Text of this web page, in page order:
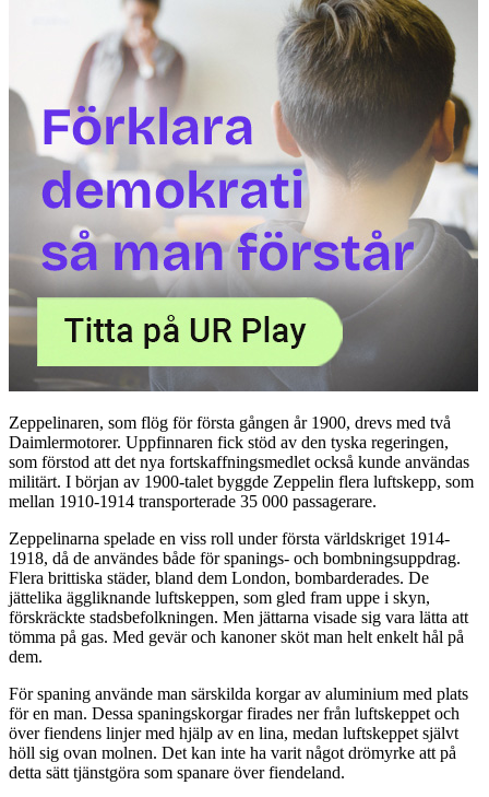
Zeppelinaren, som flög för första gången år 1900, drevs med två
Daimlermotorer. Uppfinnaren fick stöd av den tyska regeringen,
som förstod att det nya fortskaffningsmedlet också kunde användas
militärt. I början av 1900-talet byggde Zeppelin flera luftskepp, som
mellan 1910-1914 transporterade 35 000 passagerare.
Zeppelinarna spelade en viss roll under första världskriget 1914-
1918, då de användes både för spanings- och bombningsuppdrag.
Flera brittiska städer, bland dem London, bombarderades. De
jättelika äggliknande luftskeppen, som gled fram uppe i skyn,
förskräckte stadsbefolkningen. Men jättarna visade sig vara lätta att
tömma på gas. Med gevär och kanoner sköt man helt enkelt hål på
dem.
För spaning använde man särskilda korgar av aluminium med plats
för en man. Dessa spaningskorgar firades ner från luftskeppet och
över fiendens linjer med hjälp av en lina, medan luftskeppet självt
höll sig ovan molnen. Det kan inte ha varit något drömyrke att på
detta sätt tjänstgöra som spanare över fiendeland.